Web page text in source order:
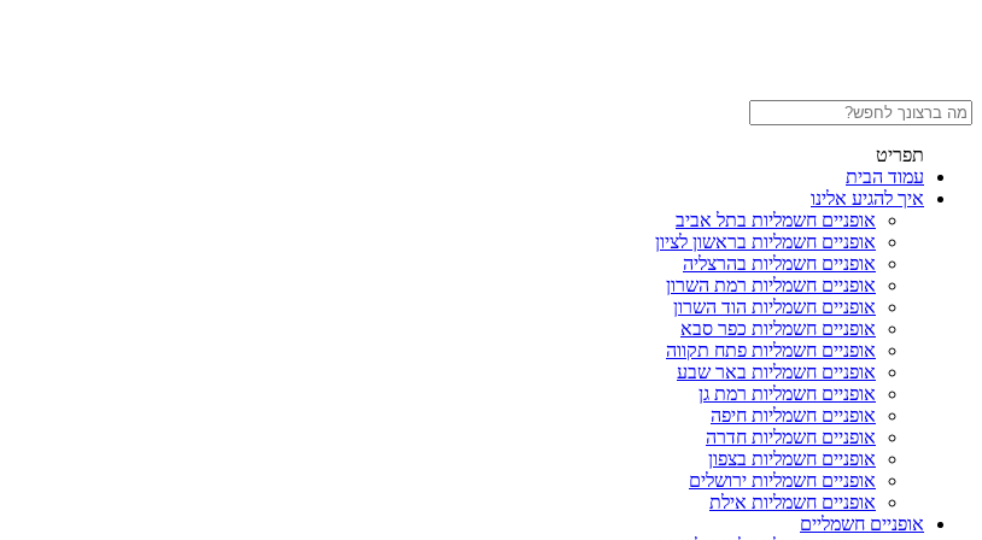
תפריט
עמוד הבית
איך להגיע אלינו
אופניים חשמליות בתל אביב
אופניים חשמליות בראשון לציון
אופניים חשמליות בהרצליה
אופניים חשמליות רמת השרון
אופניים חשמליות הוד השרון
אופניים חשמליות כפר סבא
אופניים חשמליות פתח תקווה
אופניים חשמליות באר שבע
אופניים חשמליות רמת גן
אופניים חשמליות חיפה
אופניים חשמליות חדרה
אופניים חשמליות בצפון
אופניים חשמליות ירושלים
אופניים חשמליות אילת
אופניים חשמליים